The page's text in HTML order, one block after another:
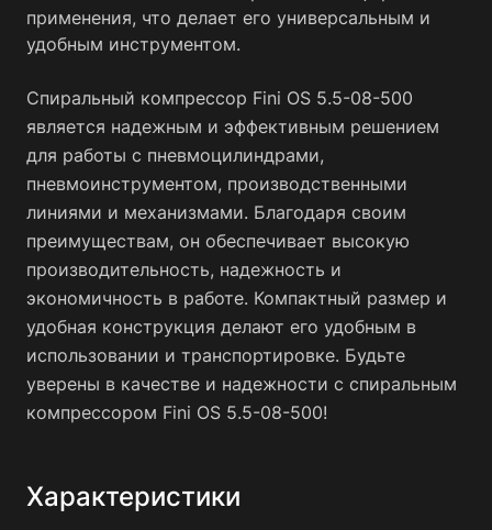
применения, что делает его универсальным и
удобным инструментом.
Спиральный компрессор Fini OS 5.5-08-500
является надежным и эффективным решением
для работы с пневмоцилиндрами,
пневмоинструментом, производственными
линиями и механизмами. Благодаря своим
преимуществам, он обеспечивает высокую
производительность, надежность и
экономичность в работе. Компактный размер и
удобная конструкция делают его удобным в
использовании и транспортировке. Будьте
уверены в качестве и надежности с спиральным
компрессором Fini OS 5.5-08-500!
Характеристики